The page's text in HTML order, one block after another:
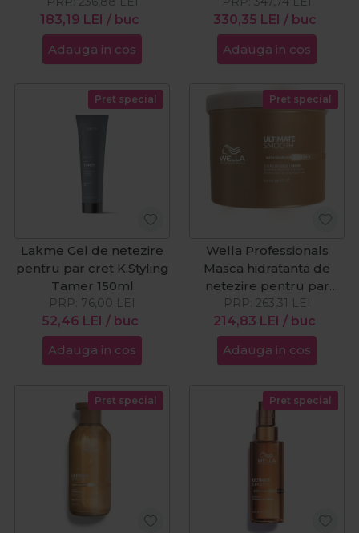
183,19 LEI / buc
Adauga in cos
Conditioner 500ml
330,35 LEI / buc
Adauga in cos
Pret special
Lakme Gel de netezire
pentru par cret K.Styling
Tamer 150ml
52,46 LEI / buc
PRP: 76,00 LEI
Adauga in cos
Pret special
Wella Professionals
Masca hidratanta de
netezire pentru par
Ultimate Smooth 500ml
214,83 LEI / buc
PRP: 263,31 LEI
Adauga in cos
Pret special Pret special